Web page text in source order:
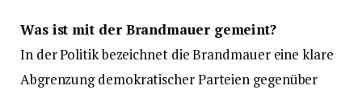
Was ist mit der Brandmauer gemeint?
In der Politik bezeichnet die Brandmauer eine klare
Abgrenzung demokratischer Parteien gegenüber